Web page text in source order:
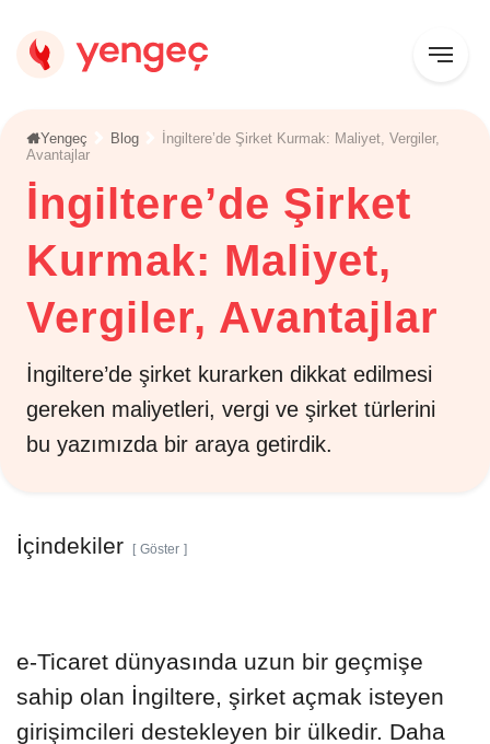
Yengeç Blog
İngiltere’de Şirket Kurmak: Maliyet, Vergiler,
Avantajlar
İngiltere’de Şirket
Kurmak: Maliyet,
Vergiler, Avantajlar
İngiltere’de şirket kurarken dikkat edilmesi
gereken maliyetleri, vergi ve şirket türlerini
bu yazımızda bir araya getirdik.
e-Ticaret dünyasında uzun bir geçmişe
sahip olan İngiltere, şirket açmak isteyen
girişimcileri destekleyen bir ülkedir. Daha
İçindekiler Göster